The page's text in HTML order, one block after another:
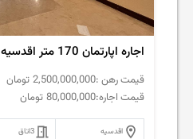
اجاره اپارتمان 170 متر اقدسیه فول مشاعات
قیمت رهن :2,500,000,000 تومان
قیمت اجاره:80,000,000 تومان
اقدسیه 3اتاق